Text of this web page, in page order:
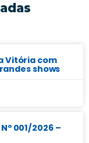
Vitória com
shows
Nº 001/2026 –